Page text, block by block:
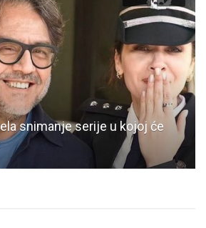
snimanje serije u kojoj će